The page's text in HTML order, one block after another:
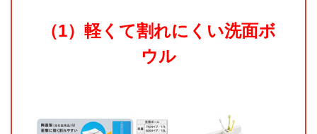
（1）軽くて割れにくい洗面ボ
ウル